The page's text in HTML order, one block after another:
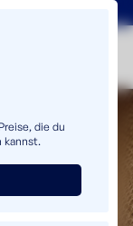
die du
kannst.